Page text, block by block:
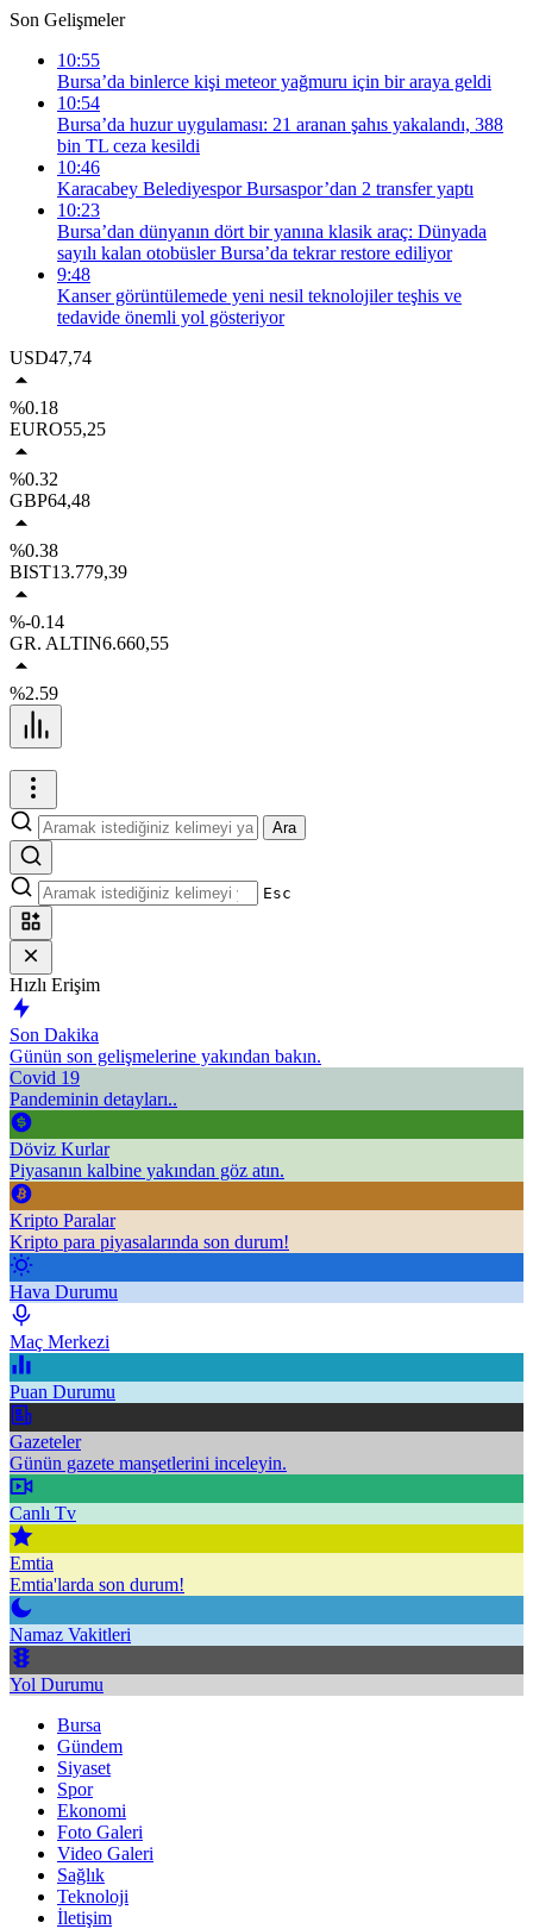
Son Gelişmeler
10:55
Bursa’da binlerce kişi meteor yağmuru için bir araya geldi
10:54
Bursa’da huzur uygulaması: 21 aranan şahıs yakalandı, 388
bin TL ceza kesildi
10:46
Karacabey Belediyespor Bursaspor’dan 2 transfer yaptı
10:23
Bursa’dan dünyanın dört bir yanına klasik araç: Dünyada
sayılı kalan otobüsler Bursa’da tekrar restore ediliyor
9:48
Kanser görüntülemede yeni nesil teknolojiler teşhis ve
tedavide önemli yol gösteriyor
USD47,74
%0.18
EURO55,25
%0.32
GBP64,48
%0.38
BIST13.779,39
%-0.14
GR. ALTIN6.660,55
%2.59
Ara
Esc
Hızlı Erişim
Son Dakika
Günün son gelişmelerine yakından bakın.
Covid 19
Pandeminin detayları..
Döviz Kurlar
Piyasanın kalbine yakından göz atın.
Kripto Paralar
Kripto para piyasalarında son durum!
Hava Durumu
Maç Merkezi
Puan Durumu
Gazeteler
Günün gazete manşetlerini inceleyin.
Canlı Tv
Emtia
Emtia'larda son durum!
Namaz Vakitleri
Yol Durumu
Bursa
Gündem
Siyaset
Spor
Ekonomi
Foto Galeri
Video Galeri
Sağlık
Teknoloji
İletişim